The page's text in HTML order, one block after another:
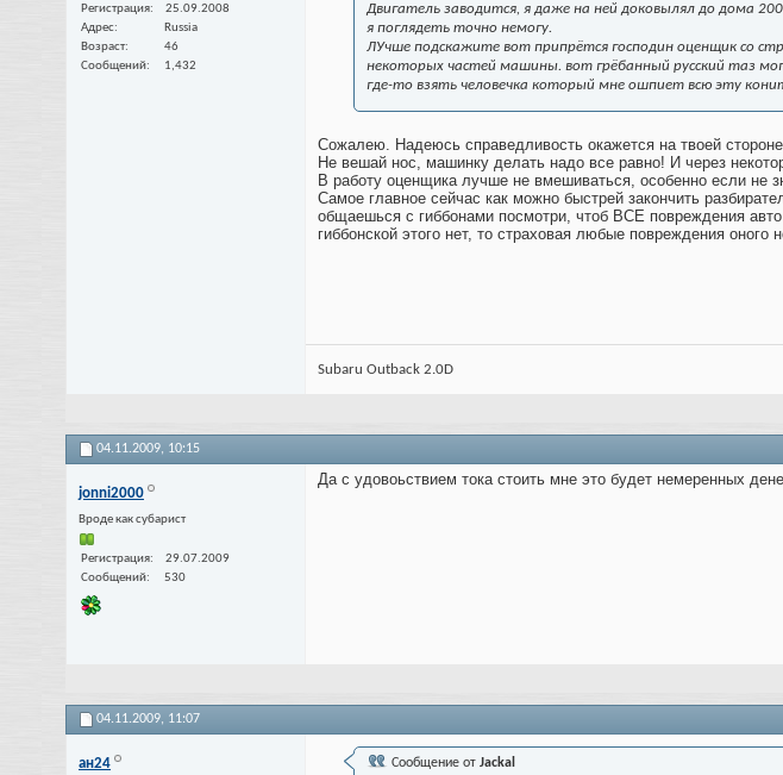
Регистрация
25.09.2008
Адрес
Russia
Возраст
46
Сообщений
1,432
Двигатель заводится, я даже на ней доковылял до дома
я поглядеть точно немогу.
ЛУчше подскажите вот припрётся господин оценщик со
некоторых частей машины. вот грёбанный русский таз
где-то взять человечка который мне ошпиет всю эту
Сожалею. Надеюсь справедливость окажется на твоей
Не вешай нос, машинку делать надо все равно! И через
В работу оценщика лучше не вмешиваться, особенно если не
Самое главное сейчас как можно быстрей закончить
общаешься с гиббонами посмотри, чтоб ВСЕ повреждения
гиббонской этого нет, то страховая любые повреждения оного
Subaru Outback 2.0D
04.11.2009, 10:15
jonni2000
Вроде как субарист
Регистрация
29.07.2009
Сообщений
530
Да с удовоьствием тока стоить мне это будет немеренных
04.11.2009, 11:07
ан24 Сообщение от Jackal